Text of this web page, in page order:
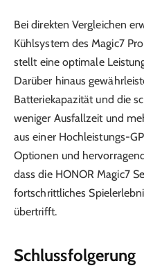
Bei direkten Vergleichen
Kühlsystem des Magic7
stellt eine optimale
Darüber hinaus
Batteriekapazität und die
weniger Ausfallzeit und
aus einer Hochleistungs-
Optionen und
dass die HONOR Magic7
fortschrittliches
übertrifft.
Schlussfolgerung